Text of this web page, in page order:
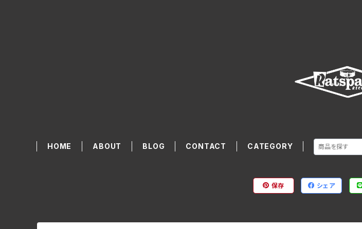
HOME ABOUT BLOG CONTACT CATEGORY
保存 シェア